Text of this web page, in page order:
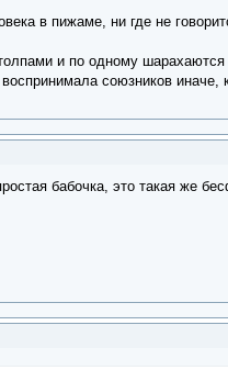
в пижаме, ни где не
и по одному шарахаются
союзников иначе,
бабочка, это такая же